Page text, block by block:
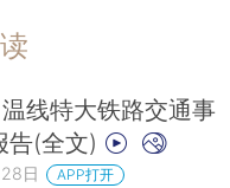
温线特大铁路交通事
告(全文)
日 APP打开